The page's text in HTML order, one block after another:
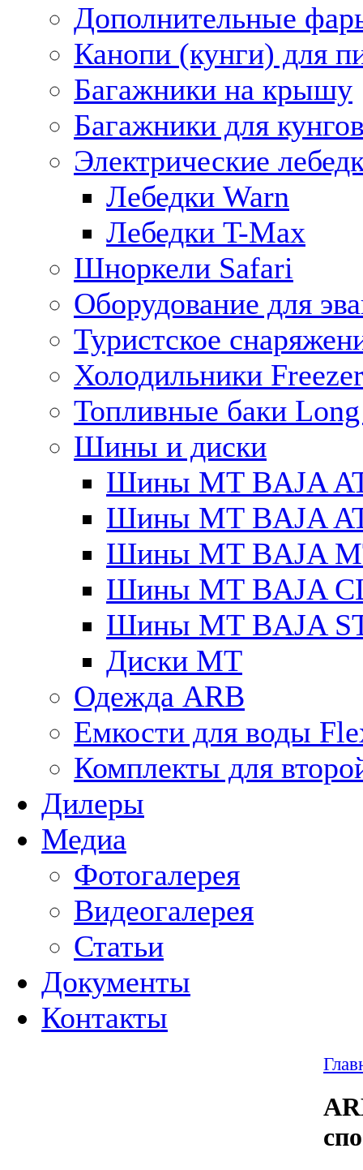
Дополнительные
Канопи (кунги) для
Багажники на крышу
Багажники для
Электрические
Лебедки Warn
Лебедки T-Max
Шноркели Safari
Оборудование для
Туристское
Холодильники
Топливные баки
Шины и диски
Шины MT BAJA
Шины MT BAJA
Шины MT BAJA
Шины MT BAJA
Шины MT BAJA
Диски MT
Одежда ARB
Емкости для воды
Комплекты для
Дилеры
Медиа
Фотогалерея
Видеогалерея
Статьи
Документы
Контакты